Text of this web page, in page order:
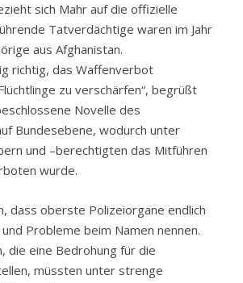
sich Mahr auf die offizielle
Tatverdächtige waren im Jahr
aus Afghanistan.
richtig, das Waffenverbot
zu verschärfen“, begrüßt
Novelle des
Bundesebene, wodurch unter
und –berechtigten das Mitführen
wurde.
dass oberste Polizeiorgane endlich
Probleme beim Namen nennen.
die eine Bedrohung für die
müssten unter strenge